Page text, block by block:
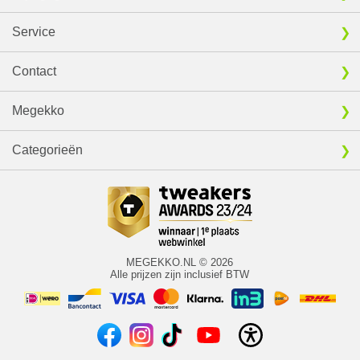
Service
Contact
Megekko
Categorieën
MEGEKKO.NL © 2026
Alle prijzen zijn inclusief BTW